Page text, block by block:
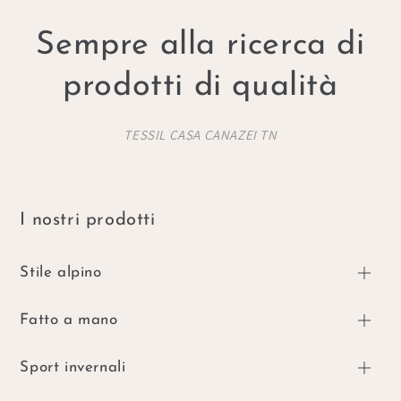
Sempre alla ricerca di
prodotti di qualità
TESSIL CASA CANAZEI TN
I nostri prodotti
Stile alpino
Fatto a mano
Sport invernali